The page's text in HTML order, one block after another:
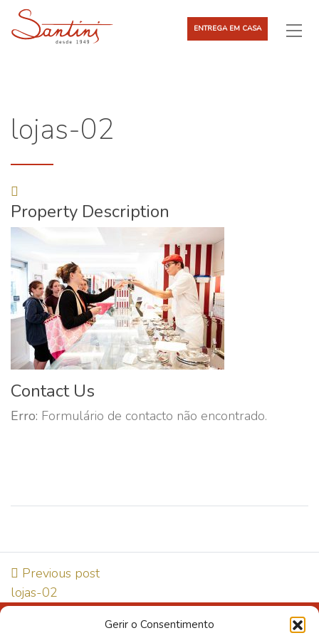
Gerir o Consentimento
ENTREGA EM CASA
lojas-02
Property Description
Contact Us
Erro: Formulário de contacto não encontrado.
Previous post
lojas-02